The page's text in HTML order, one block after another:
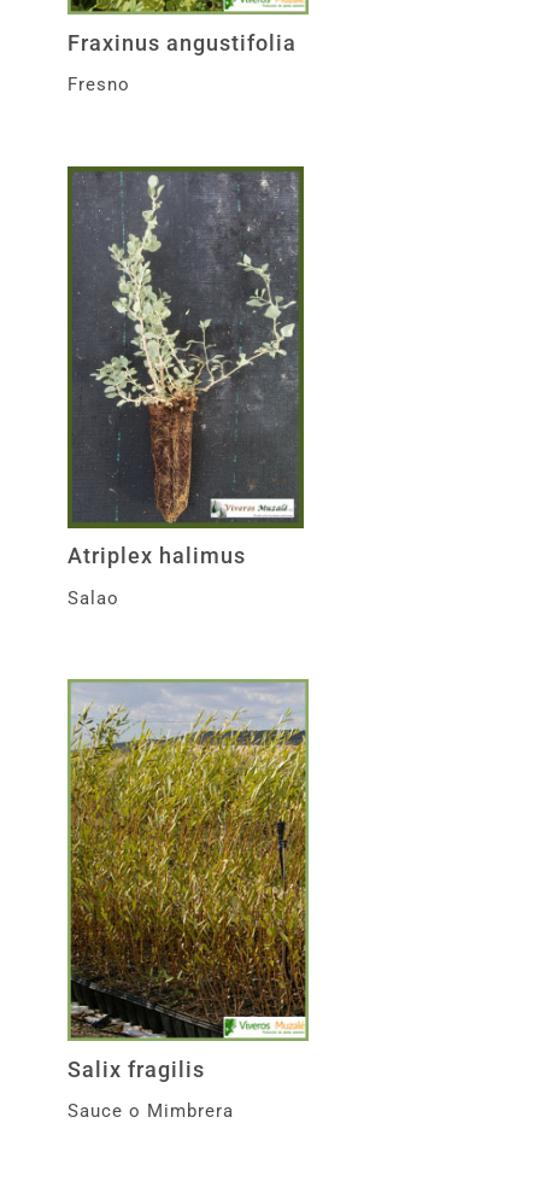
Fraxinus angustifolia
Fresno
Atriplex halimus
Salao
Salix fragilis
Sauce o Mimbrera